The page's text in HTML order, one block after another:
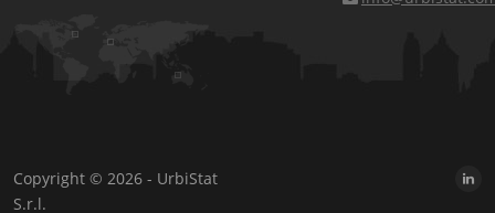
Copyright © 2026 - UrbiStat
S.r.l.